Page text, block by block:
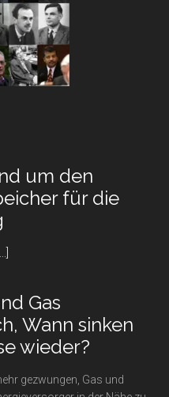
um den
für die
Alles
rund
den
Pufferspeicher
für
Gas
Wann sinken
wieder?
gezwungen, Gas und